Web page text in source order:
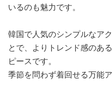
いるのも魅力です。
韓国で人気のシンプルなア
とで、よりトレンド感のあ
ピースです。
季節を問わず着回せる万能